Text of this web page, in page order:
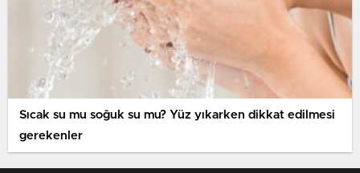
Sıcak su mu soğuk su mu? Yüz yıkarken dikkat edilmesi
gerekenler